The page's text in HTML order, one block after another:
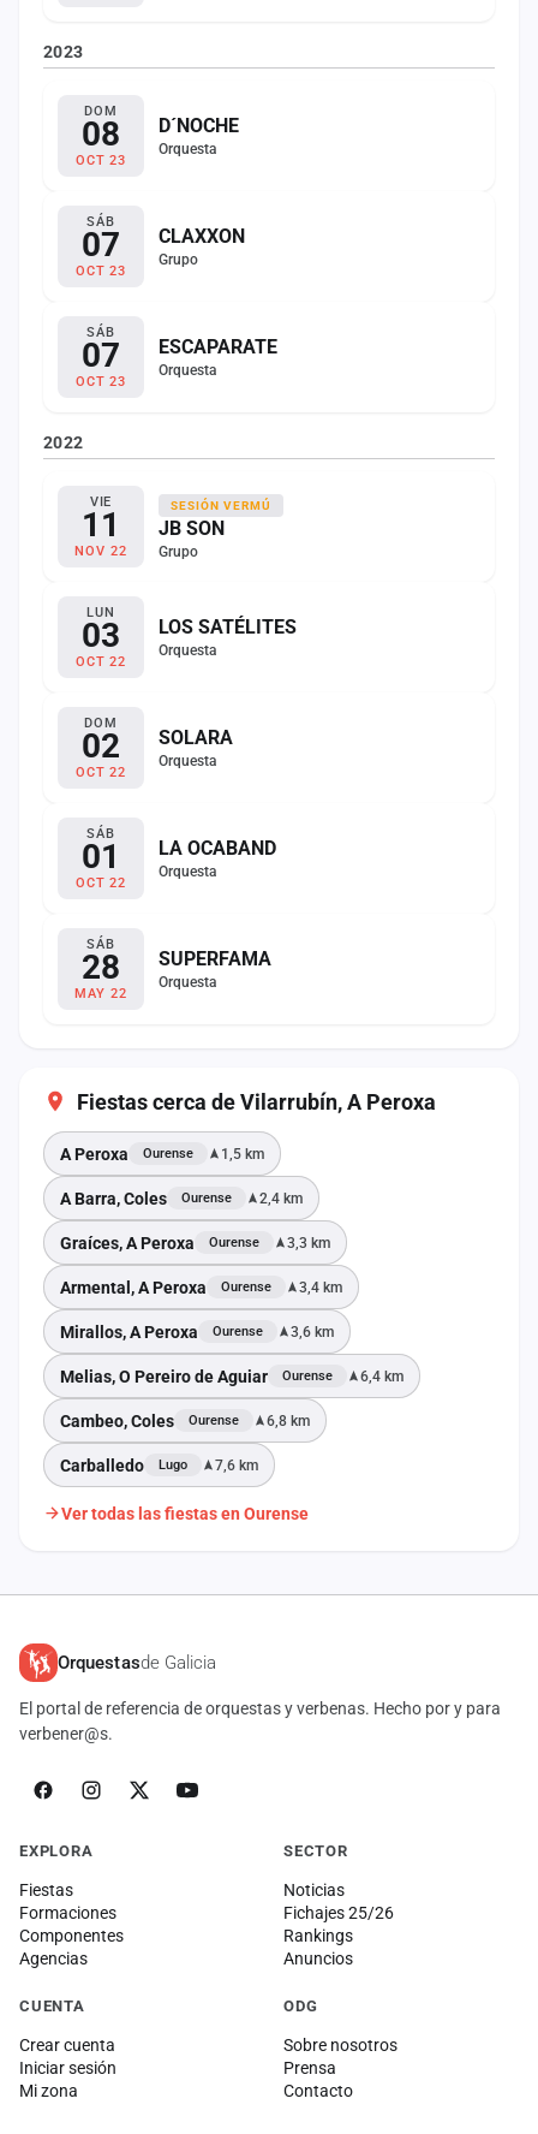
2023
DOM
08
OCT 23
D´NOCHE
Orquesta
SÁB
07
OCT 23
CLAXXON
Grupo
SÁB
07
OCT 23
ESCAPARATE
Orquesta
2022
VIE
11
NOV 22
SESIÓN VERMÚ
JB SON
Grupo
LUN
03
OCT 22
LOS SATÉLITES
Orquesta
DOM
02
OCT 22
SOLARA
Orquesta
SÁB
01
OCT 22
LA OCABAND
Orquesta
SÁB
28
MAY 22
SUPERFAMA
Orquesta
Fiestas cerca de Vilarrubín, A Peroxa
A Peroxa Ourense 1,5 km
A Barra, Coles Ourense 2,4 km
Graíces, A Peroxa Ourense 3,3 km
Armental, A Peroxa Ourense 3,4 km
Mirallos, A Peroxa Ourense 3,6 km
Melias, O Pereiro de Aguiar Ourense 6,4 km
Cambeo, Coles Ourense 6,8 km
Carballedo Lugo 7,6 km
Ver todas las fiestas en Ourense
Orquestasde Galicia
El portal de referencia de orquestas y verbenas. Hecho por y para
verbener@s.
EXPLORA
Fiestas
Formaciones
Componentes
Agencias
SECTOR
Noticias
Fichajes 25/26
Rankings
Anuncios
CUENTA
Crear cuenta
Iniciar sesión
Mi zona
ODG
Sobre nosotros
Prensa
Contacto